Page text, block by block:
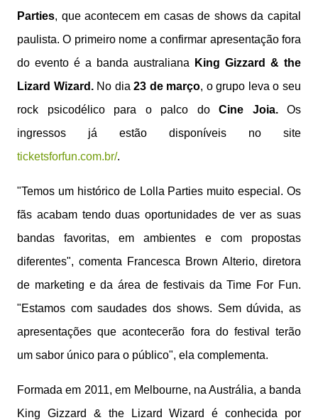
Parties, que acontecem em casas de shows da capital
paulista. O primeiro nome a confirmar apresentação fora
do evento é a banda australiana
King Gizzard & the
Lizard Wizard.No dia23 de março, o grupo leva o seu
rock psicodélico para o palco do Cine Joia. Os
ingressos já estão disponíveis no site
ticketsforfun.com.br/.
"Temos um histórico de Lolla Parties muito especial. Os
fãs acabam tendo duas oportunidades de ver as suas
bandas favoritas, em ambientes e com propostas
diferentes", comenta Francesca Brown Alterio, diretora
de marketing e da área de festivais da Time For Fun.
"Estamos com saudades dos shows. Sem dúvida, as
apresentações que acontecerão fora do festival terão
um sabor único para o público", ela complementa.
Formada em 2011, em Melbourne, na Austrália, a banda
King Gizzard & the Lizard Wizard é conhecida por